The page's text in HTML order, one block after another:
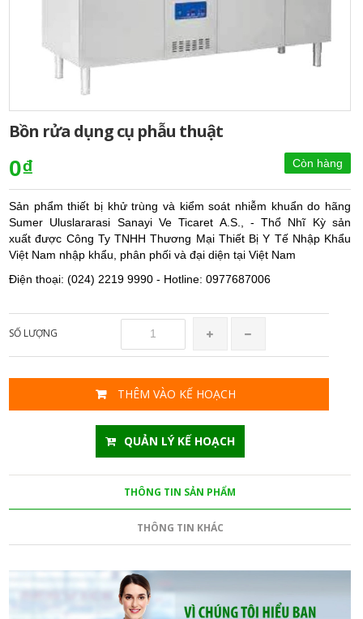
Bồn rửa dụng cụ phẫu thuật
Còn hàng
0₫
Sản phẩm thiết bị khử trùng và kiểm soát nhiễm khuẩn do hãng
Sumer Uluslararasi Sanayi Ve Ticaret A.S., - Thổ Nhĩ Kỳ sản
xuất được Công Ty TNHH Thương Mại Thiết Bị Y Tế Nhập Khẩu
Việt Nam nhập khẩu, phân phối và đại diện tại Việt Nam
Điện thoại: (024) 2219 9990 - Hotline: 0977687006
SỐ LƯỢNG
THÊM VÀO KẾ HOẠCH
QUẢN LÝ KẾ HOẠCH
THÔNG TIN SẢN PHẨM
THÔNG TIN KHÁC